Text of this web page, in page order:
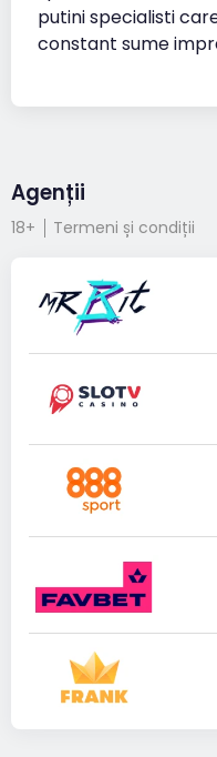
putini specialisti
constant sume
Agenții
18+ Termeni și condiții